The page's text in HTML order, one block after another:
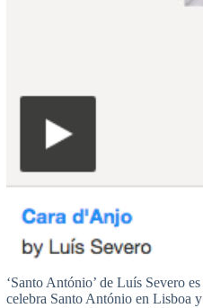
‘Santo António’ de Luís Severo
celebra Santo António en Lisboa